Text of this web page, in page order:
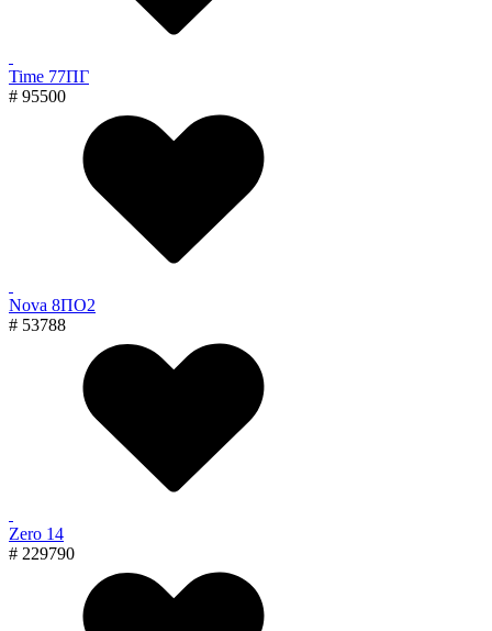
Time 77ПГ
# 95500
Nova 8ПО2
# 53788
Zero 14
# 229790